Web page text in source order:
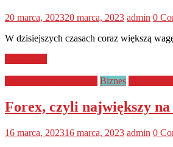
20 marca, 202320 marca, 2023 admin 0
W dzisiejszych czasach coraz większą
Biznes
Forex, czyli największy
16 marca, 202316 marca, 2023 admin 0